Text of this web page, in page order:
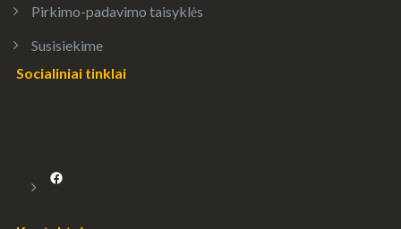
Pirkimo-padavimo taisyklės
Susisiekime
Socialiniai tinklai